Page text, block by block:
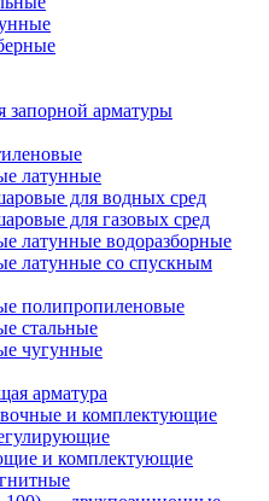
арматуры
латунные
для водных сред
для газовых сред
латунные водоразборные
латунные со спускным
полипропиленовые
стальные
чугунные
арматура
и комплектующие
и комплектующие